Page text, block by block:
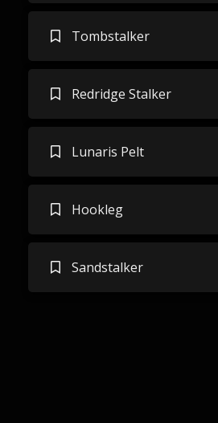
Tombstalker
Redridge Stalker
Lunaris Pelt
Hookleg
Sandstalker